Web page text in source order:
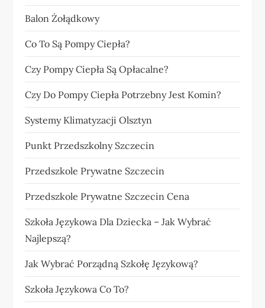
Balon Żołądkowy
Co To Są Pompy Ciepła?
Czy Pompy Ciepła Są Opłacalne?
Czy Do Pompy Ciepła Potrzebny Jest Komin?
Systemy Klimatyzacji Olsztyn
Punkt Przedszkolny Szczecin
Przedszkole Prywatne Szczecin
Przedszkole Prywatne Szczecin Cena
Szkoła Językowa Dla Dziecka – Jak Wybrać
Najlepszą?
Jak Wybrać Porządną Szkołę Językową?
Szkoła Językowa Co To?